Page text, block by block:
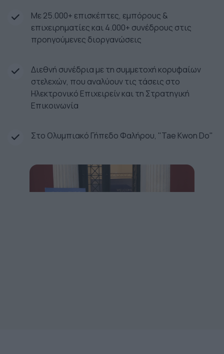
Με 25.000+ επισκέπτες, εμπόρους &
επιχειρηματίες και 4.000+ συνέδρους στις
προηγούμενες διοργανώσεις
Διεθνή συνέδρια με τη συμμετοχή κορυφαίων
στελεχών, που αναλύουν τις τάσεις στο
Ηλεκτρονικό Επιχειρείν και τη Στρατηγική
Επικοινωνία
Στο Ολυμπιακό Γήπεδο Φαλήρου, "Tae Kwon Do"